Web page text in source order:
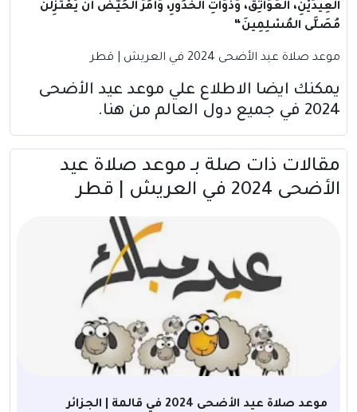
العِيدَيْنِ، العَوَاتِقَ، وَذَوَاتِ الخُدُورِ، وَأَمَرَ الحُيَّضَ أَنْ يَعْتَزِلْنَ
مُصَلَّى المُسْلِمِينَ“
موعد صلاة عيد الأضحى 2024 في العريش | قطر
يمكنك ايضا الاطلاع علي موعد عيد الأضحى
2024 في جميع دول العالم
من هنا.
مقالات ذات صلة بــ موعد صلاة عيد
الأضحى 2024 في العريش | قطر
موعد صلاة عيد الأضحى 2024 في قالمة | الجزائر